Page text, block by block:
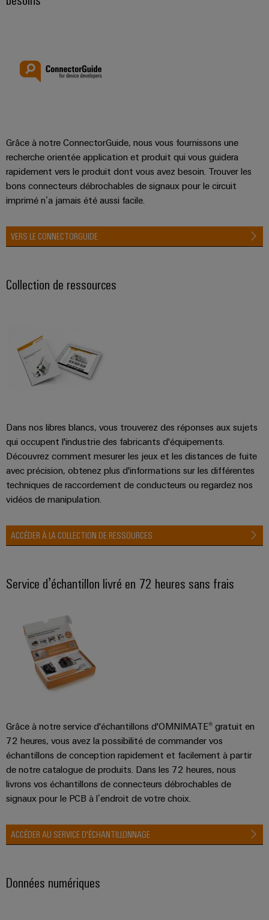
Grâce à notre ConnectorGuide, nous vous fournissons une
recherche orientée application et produit qui vous guidera
rapidement vers le produit dont vous avez besoin. Trouver les
bons connecteurs débrochables de signaux pour le circuit
imprimé n’a jamais été aussi facile.
VERS LE CONNECTORGUIDE
Collection de ressources
Dans nos libres blancs, vous trouverez des réponses aux sujets
qui occupent l'industrie des fabricants d'équipements.
Découvrez comment mesurer les jeux et les distances de fuite
avec précision, obtenez plus d'informations sur les différentes
techniques de raccordement de conducteurs ou regardez nos
vidéos de manipulation.
ACCÉDER À LA COLLECTION DE RESSOURCES
Service d’échantillon livré en 72 heures sans frais
Grâce à notre service d'échantillons d'OMNIMATE® gratuit en
72 heures, vous avez la possibilité de commander vos
échantillons de conception rapidement et facilement à partir
de notre catalogue de produits. Dans les 72 heures, nous
livrons vos échantillons de connecteurs débrochables de
signaux pour le PCB à l’endroit de votre choix.
ACCÉDER AU SERVICE D'ÉCHANTILLONNAGE
Données numériques